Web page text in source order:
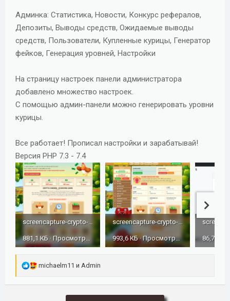
Админка: Статистика, Новости, Конкурс рефералов,
Депозиты, Выводы средств, Ожидаемые выводы
средств, Пользователи, Купленные курицы, Генератор
фейков, Генерация уровней, Настройки
На страницу настроек панели администратора
добавлено множество настроек.
С помощью админ-панели можно генерировать уровни
курицы.
Все работает! Прописал настройки и зарабатывай!
Версия PHP 7.3 - 7.4
screencapture-crypto-chickens-rickycoder-shop-2023-12-24-10_11_42.png
881,1 КБ · Просмотры: 504
screencapture-crypto-chickens-rickycoder-shop-user-dashboard-2023-12-24-10_14_44.png
993,6 КБ · Просмотры: 509
Р
а
michaelm11 и Admin